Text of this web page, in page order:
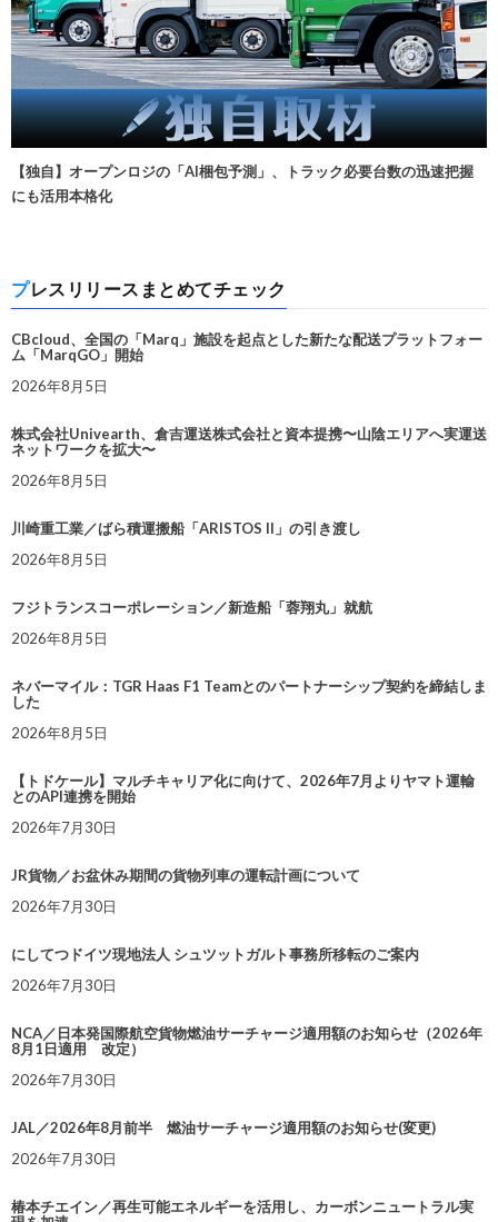
【独自】オープンロジの「AI梱包予測」、トラック必要台数の迅速把握
にも活用本格化
プレスリリースまとめてチェック
CBcloud、全国の「Marq」施設を起点とした新たな配送プラットフォー
ム「MarqGO」開始
2026年8月5日
株式会社Univearth、倉吉運送株式会社と資本提携〜山陰エリアへ実運送
ネットワークを拡大〜
2026年8月5日
川崎重工業／ばら積運搬船「ARISTOS II」の引き渡し
2026年8月5日
フジトランスコーポレーション／新造船「蓉翔丸」就航
2026年8月5日
ネバーマイル：TGR Haas F1 Teamとのパートナーシップ契約を締結しま
した
2026年8月5日
【トドケール】マルチキャリア化に向けて、2026年7月よりヤマト運輸
とのAPI連携を開始
2026年7月30日
JR貨物／お盆休み期間の貨物列車の運転計画について
2026年7月30日
にしてつドイツ現地法人 シュツットガルト事務所移転のご案内
2026年7月30日
NCA／日本発国際航空貨物燃油サーチャージ適用額のお知らせ（2026年
8月1日適用 改定）
2026年7月30日
JAL／2026年8月前半 燃油サーチャージ適用額のお知らせ(変更)
2026年7月30日
椿本チエイン／再生可能エネルギーを活用し、カーボンニュートラル実